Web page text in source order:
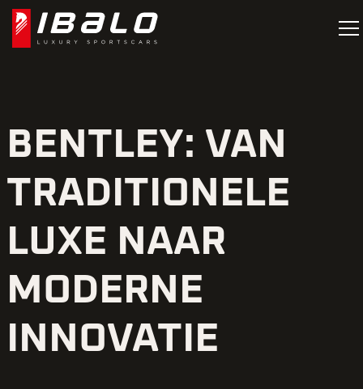
BENTLEY: VAN
TRADITIONELE
LUXE NAAR
MODERNE
INNOVATIE